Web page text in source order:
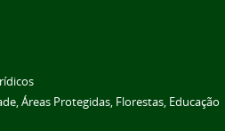
Áreas Protegidas, Florestas, Educação